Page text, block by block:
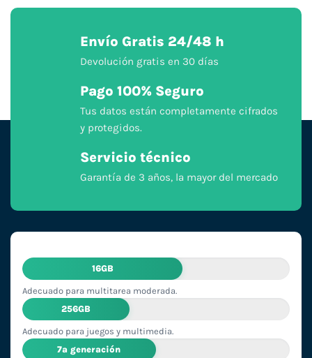
Envío Gratis 24/48 h
Devolución gratis en 30 días
Pago 100% Seguro
Tus datos están completamente cifrados
y protegidos.
Servicio técnico
Garantía de 3 años, la mayor del mercado
16GB
Adecuado para multitarea moderada.
256GB
Adecuado para juegos y multimedia.
7ª generación